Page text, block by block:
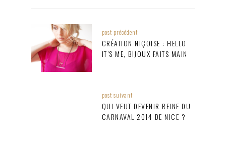
post précédent
CRÉATION NIÇOISE : HELLO
IT’S ME, BIJOUX FAITS MAIN
post suivant
QUI VEUT DEVENIR REINE DU
CARNAVAL 2014 DE NICE ?